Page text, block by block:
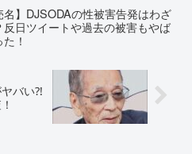
名】DJSODAの性被害告発はわざ
反日ツイートや過去の被害もやば
！
バい⁈